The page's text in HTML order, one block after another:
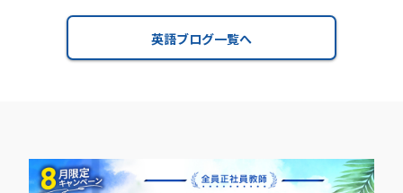
英語ブログ一覧へ